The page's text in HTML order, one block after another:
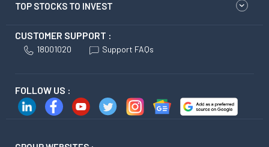
TOP STOCKS TO INVEST
CUSTOMER SUPPORT :
18001020 Support FAQs
FOLLOW US :